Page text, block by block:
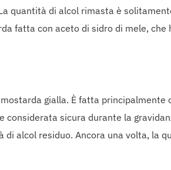
quantità di alcol rimasta è
fatta con aceto di sidro di mele, che
gialla. È fatta principalmente
considerata sicura durante la
alcol residuo. Ancora una volta, la